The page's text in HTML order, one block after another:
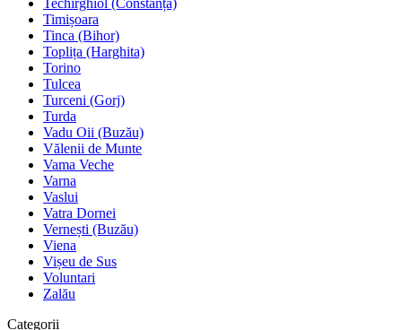
Techirghiol (Constanța)
Timișoara
Tinca (Bihor)
Toplița (Harghita)
Torino
Tulcea
Turceni (Gorj)
Turda
Vadu Oii (Buzău)
Vălenii de Munte
Vama Veche
Varna
Vaslui
Vatra Dornei
Vernești (Buzău)
Viena
Vișeu de Sus
Voluntari
Zalău
Categorii